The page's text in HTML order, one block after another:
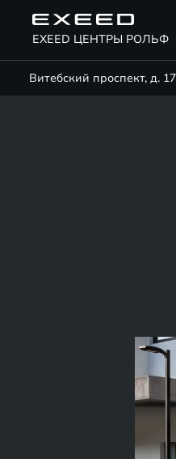
EXEED ЦЕНТРЫ РОЛЬФ
Витебский проспект, д.